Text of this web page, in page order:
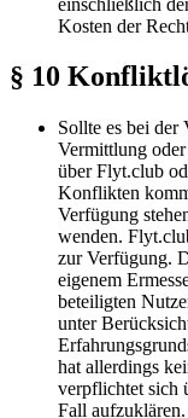
Kosten der
§ 10
Sollte es bei der
Vermittlung
über Flyt.club
Konflikten
Verfügung
wenden.
zur Verfügung.
eigenem
beteiligten
unter
hat allerdings
verpflichtet sich
Fall aufzuklären.